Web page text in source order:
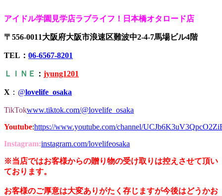
アイドル学園見学店ラブライフ！日本橋オタロード店
〒556-0011大阪府大阪市浪速区難波中2-4-7馬場ビル4階
TEL： 06-6567-8201
ＬＩＮＥ ： jyung1201
X ： @lovelife_osaka
TikTokwww.tiktok.com/@lovelife_osaka
Youtube:https://www.youtube.com/channel/
Instagram:instagram.com/lovelifeosaka
※当店ではお客様からの贈り物の受け取りは控えさせて頂い
ております。
お客様のご厚意は大変ありがたく存じますが今後はどうかお